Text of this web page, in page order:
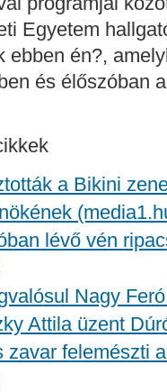
Egyetem
ebben én?,
és élőszóban
a Bikini
lévő vén
Nagy
Attila üzent
zavar felemészti